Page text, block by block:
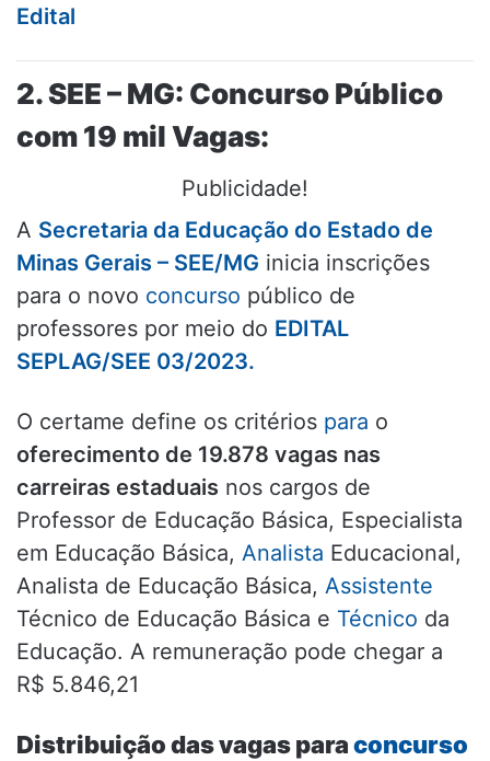
Edital
2. SEE – MG: Concurso Público
com 19 mil Vagas:
Publicidade!
A Secretaria da Educação do Estado de
Minas Gerais – SEE/MG inicia inscrições
para o novo concurso público de
professores por meio do EDITAL
SEPLAG/SEE 03/2023.
O certame define os critérios para o
oferecimento de 19.878 vagas nas
carreiras estaduais nos cargos de
Professor de Educação Básica, Especialista
em Educação Básica, Analista Educacional,
Analista de Educação Básica, Assistente
Técnico de Educação Básica e Técnico da
Educação. A remuneração pode chegar a
R$ 5.846,21
Distribuição das vagas paraconcurso